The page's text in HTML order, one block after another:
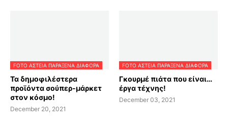
FOTO ΑΣΤΕΙΑ ΠΑΡΑΞΕΝΑ ΔΙΑΦΟΡΑ
Τα δημοφιλέστερα
προϊόντα σούπερ-μάρκετ
στον κόσμο!
December 20, 2021
FOTO ΑΣΤΕΙΑ ΠΑΡΑΞΕΝΑ ΔΙΑΦΟΡΑ
Γκουρμέ πιάτα που είναι…
έργα τέχνης!
December 03, 2021